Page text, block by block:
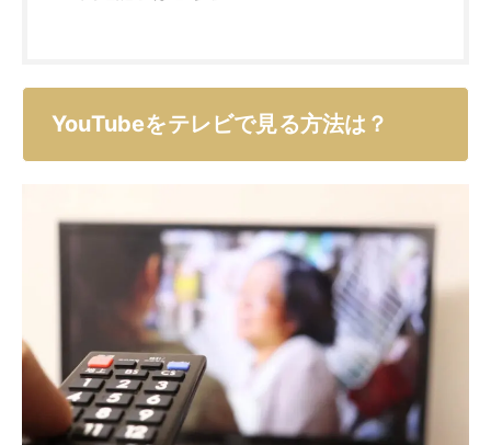
YouTubeはいつもスマホから見てる
けど、テレビの大画面でも視聴でき
るの？
テレビでYouTubeを視聴する方法は、予算や環境に応じ
てさまざまな選択肢があります。スマートテレビを新規
購入する方法から、手持ちの機器を活用する方法まで、